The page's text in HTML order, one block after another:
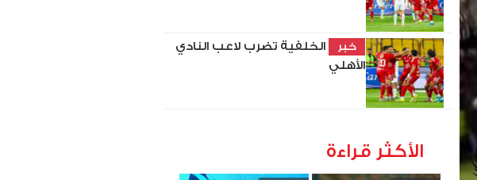
خبر
الخلفية تضرب لاعب النادي
الأهلي
الأكثر قراءة